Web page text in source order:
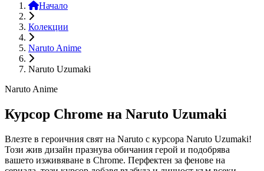
Начало
Колекции
Naruto Anime
Naruto Uzumaki
Naruto Anime
Курсор Chrome на Naruto Uzumaki
Влезте в героичния свят на Naruto с курсора Naruto Uzumaki!
Този жив дизайн празнува обичания герой и подобрява
вашето изживяване в Chrome. Перфектен за фенове на